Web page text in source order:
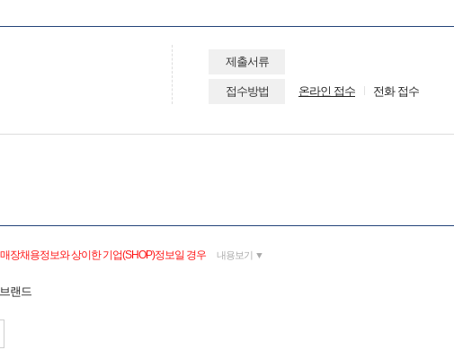
제출서류
접수방법 온라인 접수 전화 접수
장채용정보와 상이한 기업(SHOP)정보일 경우 내용보기 ▼
랜드